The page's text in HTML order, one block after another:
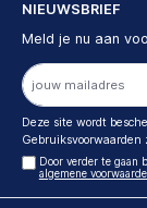
NIEUWSBRIEF
Meld je nu aan
E-
mailadres
Deze site wordt
Gebruiksvoorwaarden
Door verder te gaan
algemene